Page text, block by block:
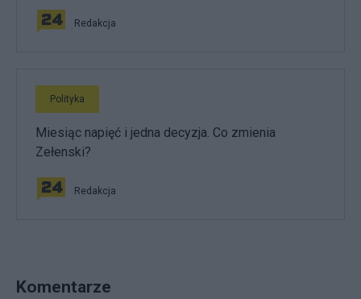
Redakcja
Polityka
Miesiąc napięć i jedna decyzja. Co zmienia
Zełenski?
Redakcja
Komentarze